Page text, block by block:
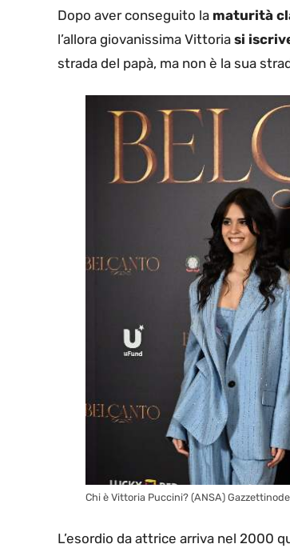
Dopo aver conseguito la maturità
l’allora giovanissima Vittoria si
strada del papà, ma non è la sua
Chi è Vittoria Puccini? (ANSA)
L’esordio da attrice arriva nel 2000